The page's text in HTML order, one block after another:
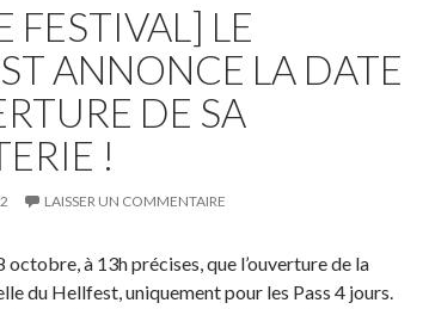
FESTIVAL] LE
ANNONCE LA DATE
DE SA
!
LAISSER UN COMMENTAIRE
octobre, à 13h précises, que l’ouverture de la
du Hellfest, uniquement pour les Pass 4 jours.